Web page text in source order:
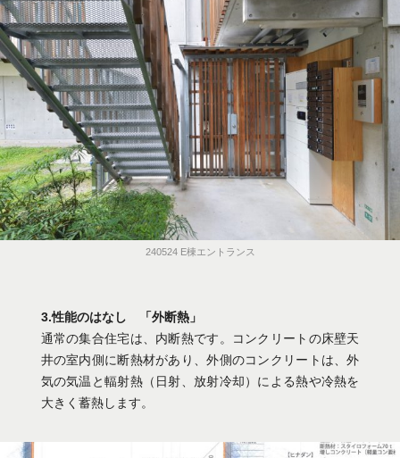
240524 E棟エントランス
3.性能のはなし 「外断熱」
通常の集合住宅は、内断熱です。コンクリートの床壁天
井の室内側に断熱材があり、外側のコンクリートは、外
気の気温と輻射熱（日射、放射冷却）による熱や冷熱を
大きく蓄熱します。